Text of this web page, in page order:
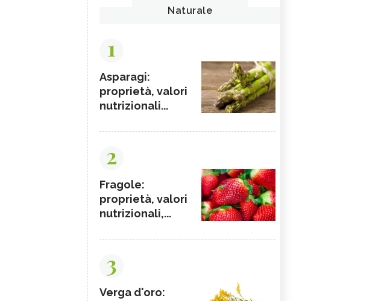
Naturale
1
Asparagi:
proprietà, valori
nutrizionali...
2
Fragole:
proprietà, valori
nutrizionali,...
3
Verga d'oro: